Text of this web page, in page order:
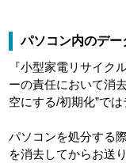
パソコン内のデー
『小型家電リサイク
ーの責任において消
空にする/初期化”で
パソコンを処分する
を消去してからお送